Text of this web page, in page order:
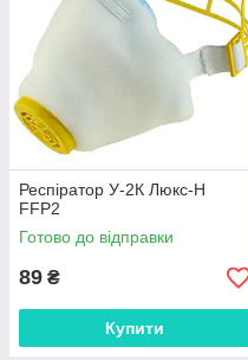
Респіратор У-2К Люкс-Н
FFP2
Готово до відправки
89 ₴
Купити